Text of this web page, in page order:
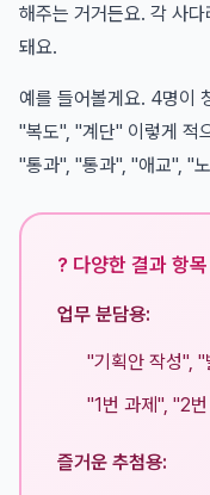
해주는 거거든요. 각 사
돼요.
예를 들어볼게요. 4명이
"복도", "계단" 이렇게 적
"통과", "통과", "애교", "
? 다양한 결과 항
업무 분담용:
"기획안 작성",
"1번 과제", "2
즐거운 추첨용: